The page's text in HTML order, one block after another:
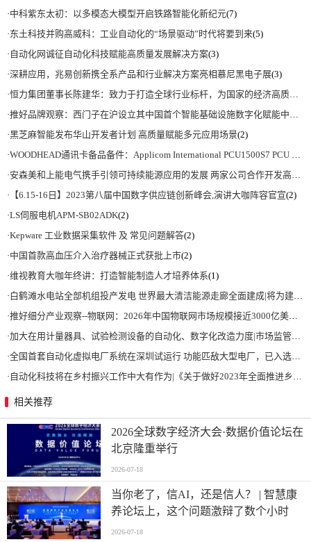
·中科紫东太初：以多模态大模型开启铁路智能化新纪元(7)
·东土科技并购高威科：工业自动化的“场景驱动”时代将要到来(5)
· 自动化网诚征自动化科技赋能高质量发展解决方案(3)
·深耕应用，兆易创新携全系产品和行业解决方案亮相慕尼黑电子展(3)
·恒力集团董事长陈建华：致力于打造全球行业标杆，为国家的经济高质量发展贡献更大力量|上海电气集团党委书记、董事长吴磊来访
·推好品牌观察：西门子在沪设立其中国首个智能基础设施数字化赋能中心
·黑芝麻智能发布华山开发者计划 高质量赋能多元应用场景(2)
·WOODHEAD通讯卡备品备件：Applicom International PCU1500S7 PCU 1500 S7 V4.5.0
·安森美和上能电气携手引领可持续能源应用的发展 两家公司合作开发高性能储能和太阳能组串式逆变器方案 以实现可持续的未来
· 【6.15-16日】2023第八届中国数字供应链创新峰会,演讲大咖阵容官宣(2)
·LS伺服电机APM-SB02ADK(2)
·Kepware 工业数据采集软件 及 常见问题解答(2)
·中国首款高血压介入治疗器械正式获批上市(2)
·维视教育大咖年终讲：打造智能制造人才培养体系(1)
·白鹤滩水电站全部机组投产发电 世界最大清洁能源走廊全面建成|将为建设新型能源体系、保障国家能源安全、实现“双碳”目标提供有力支撑
·推好细分产业观察--物联网：2026年中国物联网市场规模接近3000亿美元 智慧工厂、智慧城市、智慧电网等将占60%以上
·加大在用计量器具、试验检测设备的自动化、数字化改造力度|市场监管总局 工业和信息化部 关于促进企业计量能力提升的指导意见
·全国首套自动化虚拟电厂系统在深圳试运行 功能匹敌大型电厂，已入选国际典型案例
· 自动化科技将在乡村振兴工作中大有作为|《关于做好2023年全面推进乡村振兴重点工作的意见》发布
相关推荐
2026全球数字经济大会·数据价值论坛在
北京隆重举行
2026-07-18
当你老了，信AI，还是信人？ | 智慧康
养论坛上，这个问题激辩了数个小时
2026-07-18